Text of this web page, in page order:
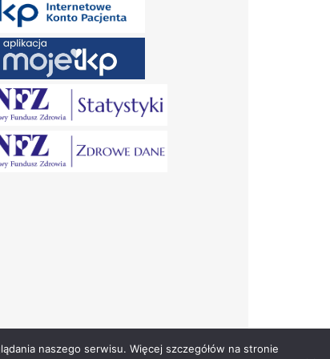
naszego serwisu. Więcej szczegółów na stronie